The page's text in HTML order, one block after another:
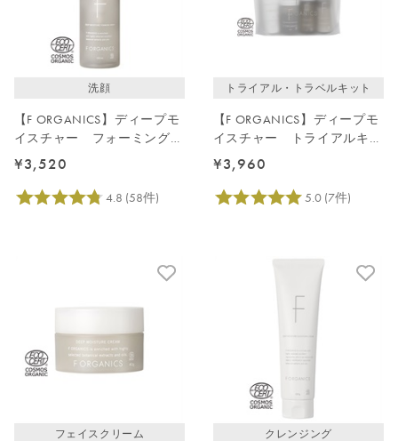
洗顔
【F ORGANICS】ディープモ
イスチャー フォーミングウ
ォッシュ 150ｍL
¥3,520
トライアル・トラベルキット
【F ORGANICS】ディープモ
イスチャー トライアルキッ
ト
¥3,960
フェイスクリーム クレンジング